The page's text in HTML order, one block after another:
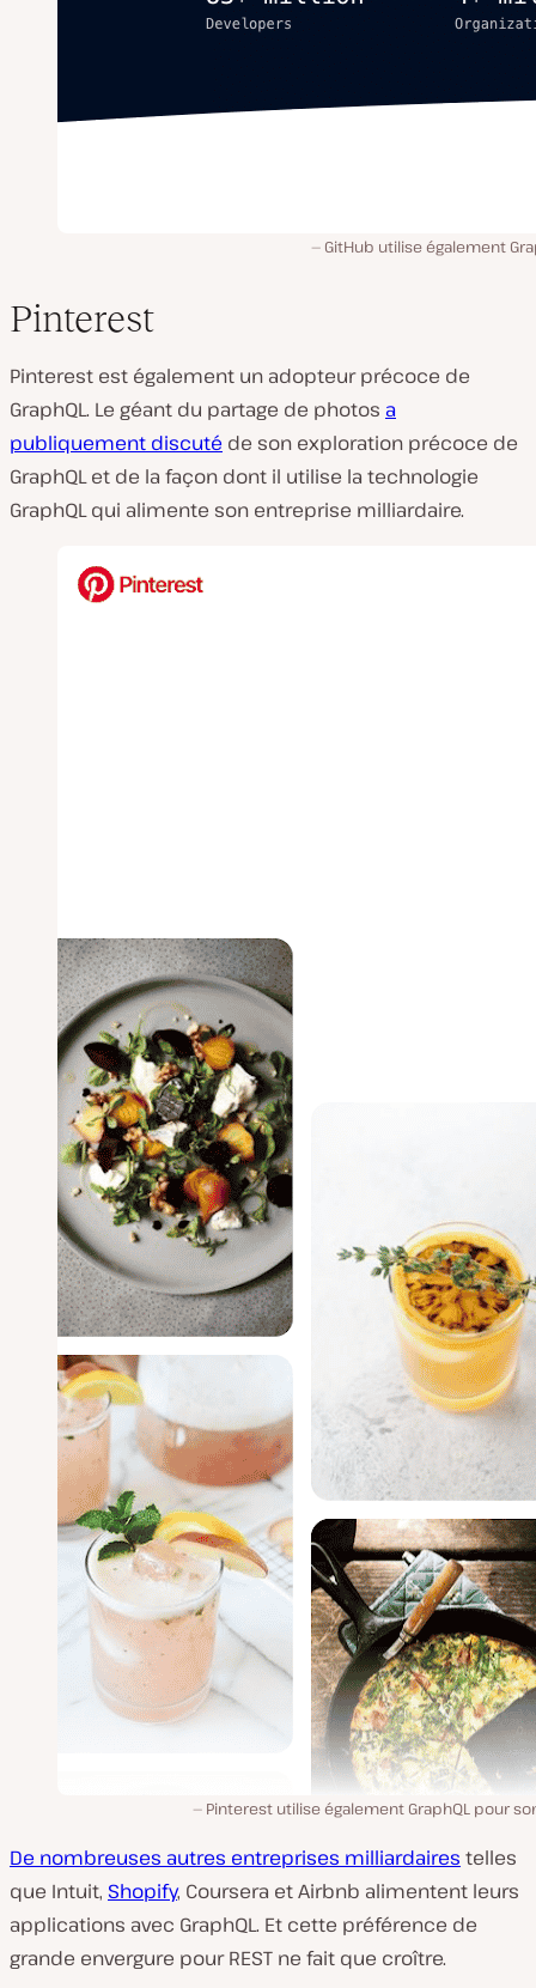
GitHub utilise également
Pinterest
Pinterest est également un adopteur précoce de
GraphQL. Le géant du partage de photos a
publiquement discuté de son exploration précoce de
GraphQL et de la façon dont il utilise la technologie
GraphQL qui alimente son entreprise milliardaire.
Pinterest utilise également GraphQL pour
De nombreuses autres entreprises milliardaires telles
que Intuit, Shopify, Coursera et Airbnb alimentent leurs
applications avec GraphQL. Et cette préférence de
grande envergure pour REST ne fait que croître.